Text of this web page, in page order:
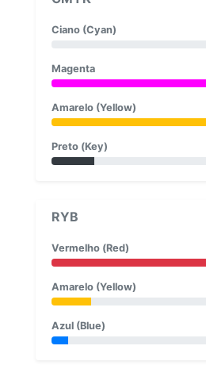
Ciano (Cyan)
Magenta
Amarelo (Yellow)
Preto (Key)
RYB
Vermelho (Red)
Amarelo (Yellow)
Azul (Blue)